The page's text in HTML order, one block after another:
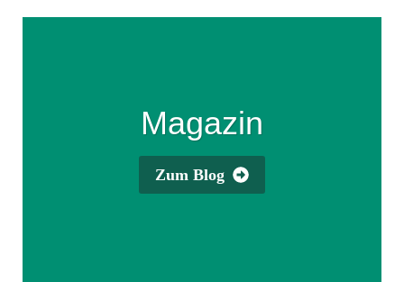
Magazin
Zum Blog